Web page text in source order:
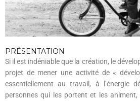
PRÉSENTATION
Si il est indéniable que la création, le
projet de mener une activité de «
essentiellement au travail, à l’énergie
personnes qui les portent et les